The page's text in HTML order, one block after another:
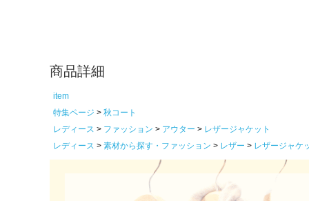
商品詳細
item
特集ページ
秋コート
レディース
ファッション アウター
レザージャケット
レディース
素材から探す・ファッション レザー レザージャケ